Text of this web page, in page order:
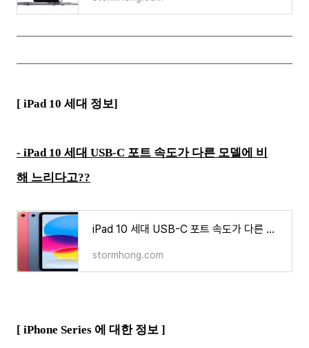
[ iPad 10 세대 정보]
- iPad 10 세대 USB-C 포트 속도가 다른 모델에 비
해 느리다고??
iPad 10 세대 USB-C 포트 속도가 다른 모델에 비해 느리다고?
stormhong.com
[ iPhone Series 에 대한 정보 ]